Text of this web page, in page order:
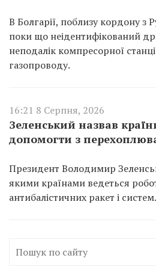
В Болгарії, поблизу кордону з
поки що неідентифікований
неподалік компресорної
газопроводу.
16:21 8 Серпня, 2026
Зеленський назвав
допомогти з
Президент Володимир
якими країнами ведеться
антибалістичних ракет і систем.